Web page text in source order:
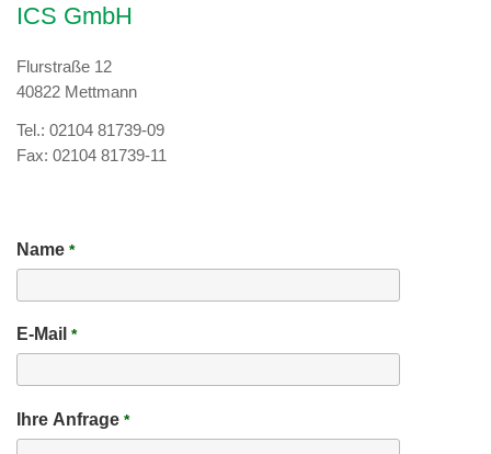
ICS GmbH
Flurstraße 12
40822 Mettmann
Tel.: 02104 81739-09
Fax: 02104 81739-11
Name *
E-Mail *
Ihre Anfrage *